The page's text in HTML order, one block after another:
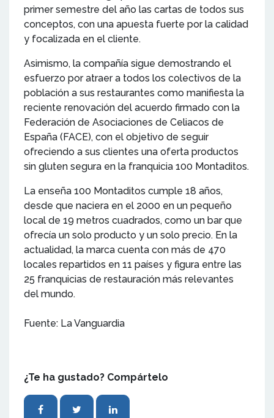
primer semestre del año las cartas de todos sus
conceptos, con una apuesta fuerte por la calidad
y focalizada en el cliente.
Asimismo, la compañía sigue demostrando el
esfuerzo por atraer a todos los colectivos de la
población a sus restaurantes como manifiesta la
reciente renovación del acuerdo firmado con la
Federación de Asociaciones de Celiacos de
España (FACE), con el objetivo de seguir
ofreciendo a sus clientes una oferta productos
sin gluten segura en la franquicia 100 Montaditos.
La enseña 100 Montaditos cumple 18 años,
desde que naciera en el 2000 en un pequeño
local de 19 metros cuadrados, como un bar que
ofrecía un solo producto y un solo precio. En la
actualidad, la marca cuenta con más de 470
locales repartidos en 11 países y figura entre las
25 franquicias de restauración más relevantes
del mundo.
Fuente: La Vanguardia
¿Te ha gustado? Compártelo